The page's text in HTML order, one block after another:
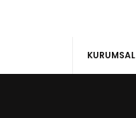
KURUMSAL